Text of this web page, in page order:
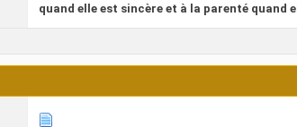
quand elle est sincère et à la parenté quand